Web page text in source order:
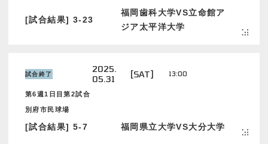
[試合結果] 3-23
福岡歯科大学VS立命館ア
ジア太平洋大学
試合終了
2025.
05.31
[SAT] 13:00
第6週1日目第2試合
別府市民球場
[試合結果] 5-7 福岡県立大学VS大分大学